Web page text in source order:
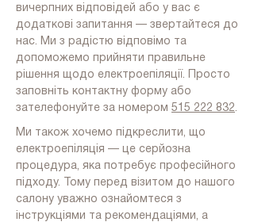
вичерпних відповідей або у вас є
додаткові запитання — звертайтеся до
нас. Ми з радістю відповімо та
допоможемо прийняти правильне
рішення щодо електроепіляції. Просто
заповніть контактну форму або
зателефонуйте за номером 515 222 832.
Ми також хочемо підкреслити, що
електроепіляція — це серйозна
процедура, яка потребує професійного
підходу. Тому перед візитом до нашого
салону уважно ознайомтеся з
інструкціями та рекомендаціями, а